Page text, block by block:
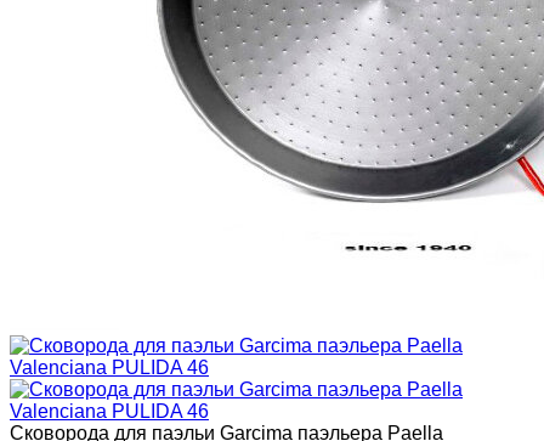
Сковорода для паэльи Garcima паэльера Paella